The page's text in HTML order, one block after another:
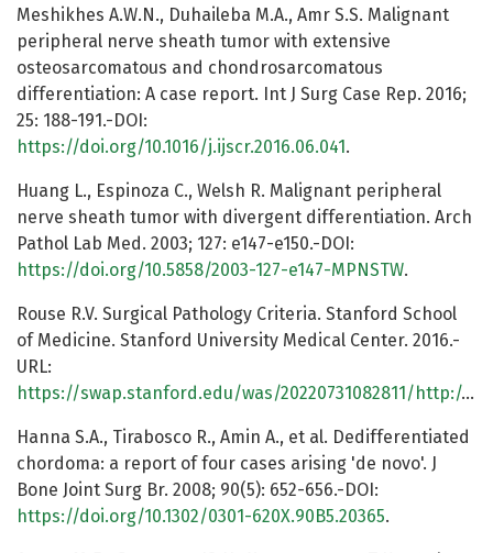
Meshikhes A.W.N., Duhaileba M.A., Amr S.S. Malignant
peripheral nerve sheath tumor with extensive
osteosarcomatous and chondrosarcomatous
differentiation: A case report. Int J Surg Case Rep. 2016;
25: 188-191.-DOI:
https://doi.org/10.1016/j.ijscr.2016.06.041 .
Huang L., Espinoza C., Welsh R. Malignant peripheral
nerve sheath tumor with divergent differentiation. Arch
Pathol Lab Med. 2003; 127: e147-e150.-DOI:
https://doi.org/10.5858/2003-127-e147-MPNSTW.
Rouse R.V. Surgical Pathology Criteria. Stanford School
of Medicine. Stanford University Medical Center. 2016.-
URL:
https://swap.stanford.edu/was/20220731082811/http://surgpathcriteria.stanford.edu/
Hanna S.A., Tirabosco R., Amin A., et al. Dedifferentiated
chordoma: a report of four cases arising 'de novo'. J
Bone Joint Surg Br. 2008; 90(5): 652-656.-DOI:
https://doi.org/10.1302/0301-620X.90B5.20365.